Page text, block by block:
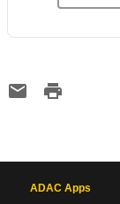
ADAC Apps